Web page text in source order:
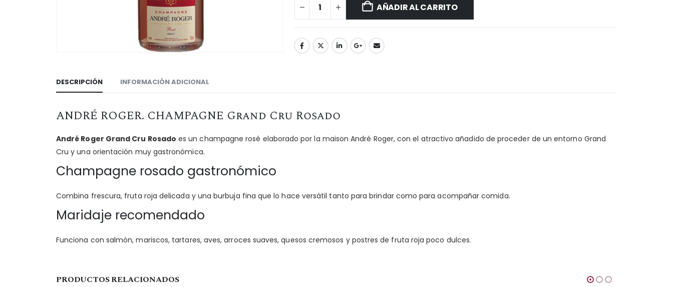
AÑADIR AL CARRITO
DESCRIPCIÓN INFORMACIÓN ADICIONAL
ANDRÉ ROGER. CHAMPAGNE Grand Cru Rosado
André Roger Grand Cru Rosado es un champagne rosé elaborado por la maison André Roger, con el atractivo añadido de proceder de un entorno Grand
Cru y una orientación muy gastronómica.
Champagne rosado gastronómico
Combina frescura, fruta roja delicada y una burbuja fina que lo hace versátil tanto para brindar como para acompañar comida.
Maridaje recomendado
Funciona con salmón, mariscos, tartares, aves, arroces suaves, quesos cremosos y postres de fruta roja poco dulces.
PRODUCTOS RELACIONADOS